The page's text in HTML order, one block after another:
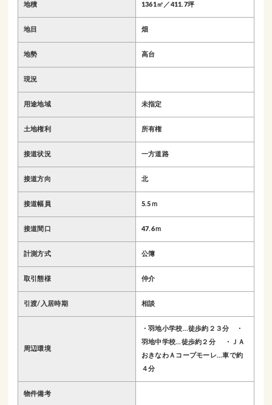
地積 1361㎡／411.7坪
地目 畑
地勢 高台
現況
用途地域 未指定
土地権利 所有権
接道状況 一方道路
接道方向 北
接道幅員 5.5ｍ
接道間口 47.6ｍ
計測方式 公簿
取引態様 仲介
引渡/入居時期 相談
周辺環境
・羽地小学校…徒歩約２３分 ・
羽地中学校…徒歩約２分 ・ＪＡ
おきなわＡコープモーレ…車で約
４分
物件備考